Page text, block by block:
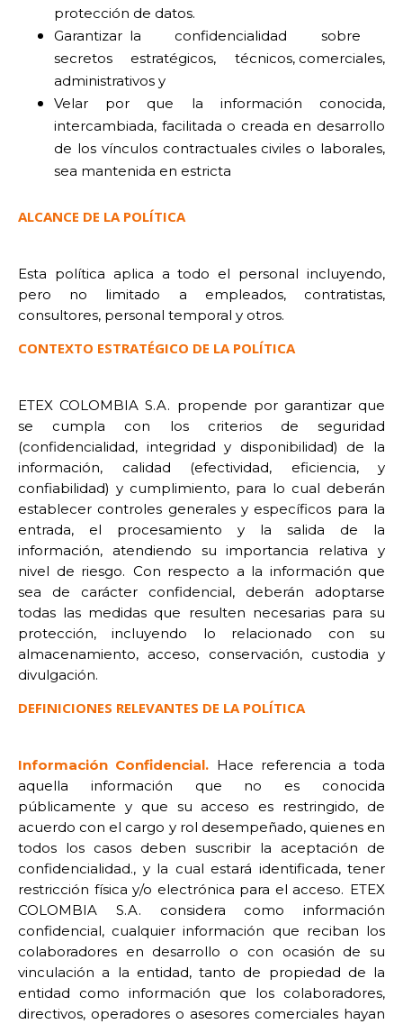
protección de datos.
Garantizar la confidencialidad sobre
secretos estratégicos, técnicos, comerciales,
administrativos y
Velar por que la información conocida,
intercambiada, facilitada o creada en desarrollo
de los vínculos contractuales civiles o laborales,
sea mantenida en estricta
ALCANCE DE LA POLÍTICA
Esta política aplica a todo el personal incluyendo,
pero no limitado a empleados, contratistas,
consultores, personal temporal y otros.
CONTEXTO ESTRATÉGICO DE LA POLÍTICA
ETEX COLOMBIA S.A. propende por garantizar que
se cumpla con los criterios de seguridad
(confidencialidad, integridad y disponibilidad) de la
información, calidad (efectividad, eficiencia, y
confiabilidad) y cumplimiento, para lo cual deberán
establecer controles generales y específicos para la
entrada, el procesamiento y la salida de la
información, atendiendo su importancia relativa y
nivel de riesgo. Con respecto a la información que
sea de carácter confidencial, deberán adoptarse
todas las medidas que resulten necesarias para su
protección, incluyendo lo relacionado con su
almacenamiento, acceso, conservación, custodia y
divulgación.
DEFINICIONES RELEVANTES DE LA POLÍTICA
Información Confidencial. Hace referencia a toda
aquella información que no es conocida
públicamente y que su acceso es restringido, de
acuerdo con el cargo y rol desempeñado, quienes en
todos los casos deben suscribir la aceptación de
confidencialidad., y la cual estará identificada, tener
restricción física y/o electrónica para el acceso. ETEX
COLOMBIA S.A. considera como información
confidencial, cualquier información que reciban los
colaboradores en desarrollo o con ocasión de su
vinculación a la entidad, tanto de propiedad de la
entidad como información que los colaboradores,
directivos, operadores o asesores comerciales hayan